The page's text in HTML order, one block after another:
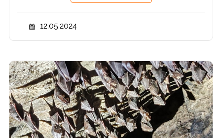
12.05.2024